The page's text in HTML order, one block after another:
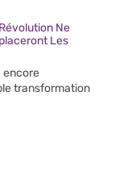
Ne
Les
encore
transformation